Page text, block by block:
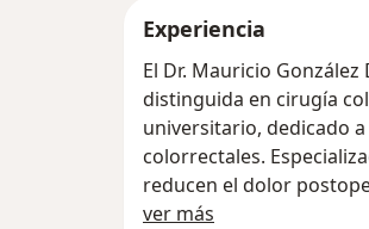
Experiencia
El Dr. Mauricio
distinguida en cirugía
universitario, dedicado
colorrectales.
reducen el dolor
vanguardia de los
ver más